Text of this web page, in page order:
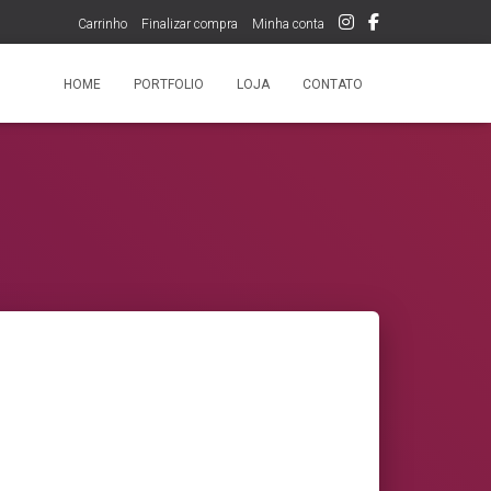
Carrinho Finalizar compra Minha conta
HOME PORTFOLIO LOJA CONTATO